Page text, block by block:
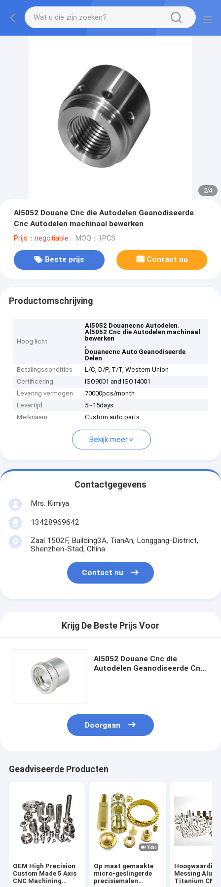
2/4
Al5052 Douane Cnc die Autodelen Geanodiseerde
Cnc Autodelen machinaal bewerken
Prijs：negotiable MOQ：1PCS
Beste prijs Contact nu
Productomschrijving
Hoog licht
Al5052 Douanecnc Autodelen,
Al5052 Cnc die Autodelen machinaal
bewerken
,
Douanecnc Auto Geanodiseerde
Delen
Betalingscondities
L/C, D/P, T/T, Western Union
Certificering
ISO9001 and ISO14001
Levering vermogen
70000pcs/month
Levertijd
5~15days
Merknaam
Custom auto parts
Bekijk meer
Contactgegevens
Mrs. Kimiya
13428969642
Zaal 1502F, Building3A, TianAn, Longgang-District,
Shenzhen-Stad, China
Contact nu
Krijg De Beste Prijs Voor
Al5052 Douane Cnc die
Autodelen Geanodiseerde Cnc
Doorgaan
Geadviseerde Producten
OEM High Precision
Custom Made 5 Axis
CNC Machining
Op maat gemaakte
micro-geslingerde
precisiemalen
Hoogwaardige
Messing
Titanium CNC